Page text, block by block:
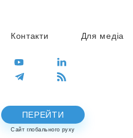
Контакти Для медіа
ПЕРЕЙТИ
Сайт глобального руху